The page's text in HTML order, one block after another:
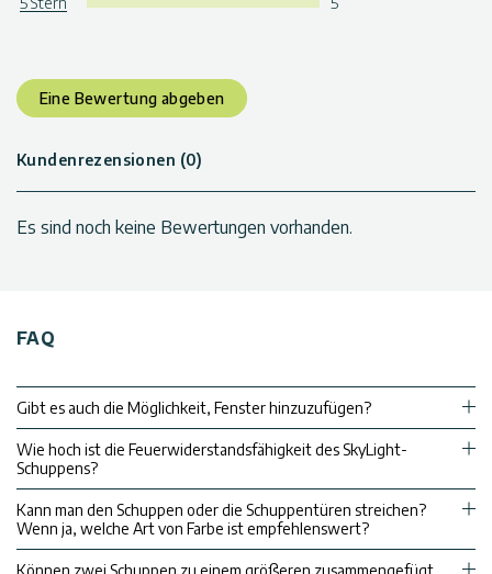
Eine Bewertung abgeben
Kundenrezensionen (0)
Es sind noch keine Bewertungen vorhanden.
FAQ
Gibt es auch die Möglichkeit, Fenster hinzuzufügen?
Wie hoch ist die Feuerwiderstandsfähigkeit des SkyLight-
Schuppens?
Kann man den Schuppen oder die Schuppentüren streichen?
Wenn ja, welche Art von Farbe ist empfehlenswert?